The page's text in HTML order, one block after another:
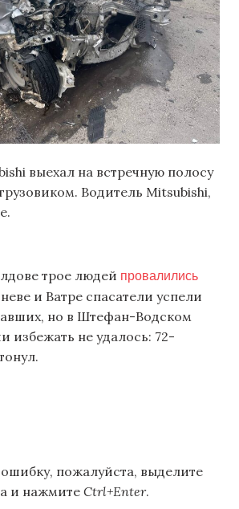
выехал на встречную полосу
Водитель Mitsubishi,
трое людей провалились
и Ватре спасатели успели
но в Штефан-Водском
избежать не удалось: 72-
пожалуйста, выделите
и нажмите Ctrl+Enter.